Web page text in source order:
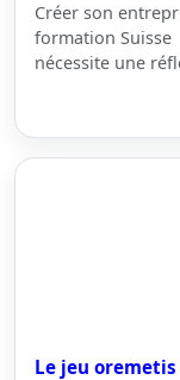
Créer son
formation Suisse
nécessite une
Le jeu